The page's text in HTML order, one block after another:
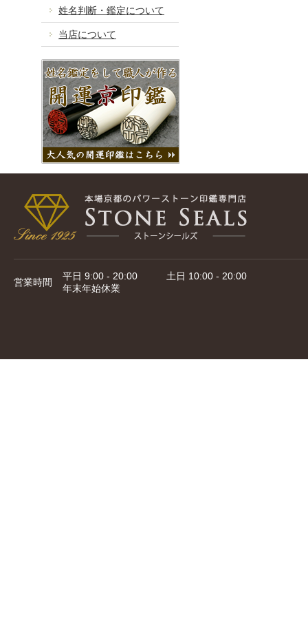
姓名判断・鑑定について
当店について
営業時間
平日 9:00 - 20:00 土日 10:00 - 20:00
年末年始休業